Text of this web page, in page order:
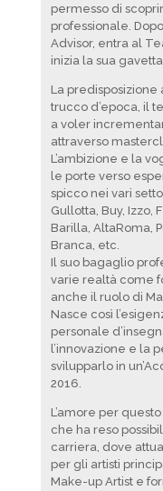
permesso di
professionale.
Advisor, entra al
inizia la sua
La predisposizione
trucco d’epoca, il
a voler
attraverso
L’ambizione e la
le porte verso
spicco nei vari
Gullotta, Buy, Izzo,
Barilla, AltaRoma,
Branca, etc.
Il suo bagaglio
varie realtà come
anche il ruolo di
Nasce così
personale
l’innovazione e la
svilupparlo in
2016.
L’amore per
che ha reso
carriera, dove
per gli artisti
Make-up Artist e